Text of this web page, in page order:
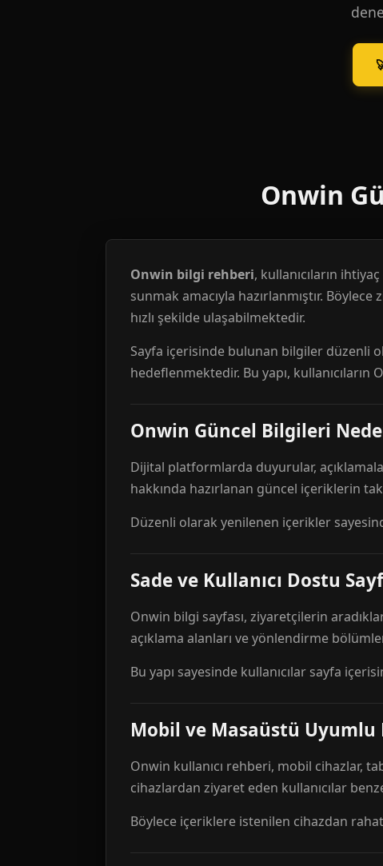
Onwin
Onwin bilgi rehberi, kullanıcıların
sunmak amacıyla hazırlanmıştır.
hızlı şekilde ulaşabilmektedir.
Sayfa içerisinde bulunan bilgiler düzenli
hedeflenmektedir. Bu yapı, kullanıcıların
Onwin Güncel Bilgileri
Dijital platformlarda duyurular,
hakkında hazırlanan güncel içeriklerin
Düzenli olarak yenilenen içerikler
Sade ve Kullanıcı Dostu
Onwin bilgi sayfası, ziyaretçilerin
açıklama alanları ve yönlendirme
Bu yapı sayesinde kullanıcılar sayfa
Mobil ve Masaüstü Uyumlu
Onwin kullanıcı rehberi, mobil cihazlar,
cihazlardan ziyaret eden kullanıcılar
Böylece içeriklere istenilen cihazdan